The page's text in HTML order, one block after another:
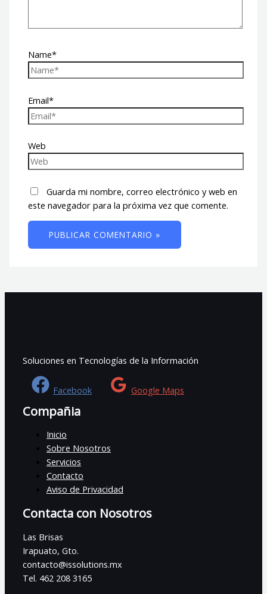
Name*
Email*
Web
Guarda mi nombre, correo electrónico y web en
este navegador para la próxima vez que comente.
Soluciones en Tecnologías de la Información
Facebook Google Maps
Compañia
Inicio
Sobre Nosotros
Servicios
Contacto
Aviso de Privacidad
Contacta con Nosotros
Las Brisas
Irapuato, Gto.
contacto@issolutions.mx
Tel. 462 208 3165